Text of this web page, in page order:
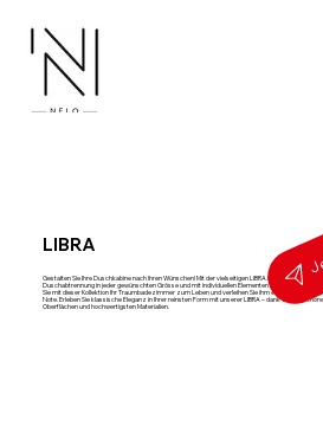
LIBRA
Gestalten Sie Ihre Duschkabine nach Ihren Wünschen! Mit der vielseitigen LIBRA können Sie Ihre
Duschabtrennung in jeder gewünschten Grösse und mit individuellen Elementen bestellen. Erwecken
Sie mit dieser Kollektion Ihr Traumbadezimmer zum Leben und verleihen Sie ihm eine einzigartige
Note. Erleben Sie klassische Eleganz in Ihrer reinsten Form mit unserer LIBRA – dank
Oberflächen und hochwertigsten Materialien.